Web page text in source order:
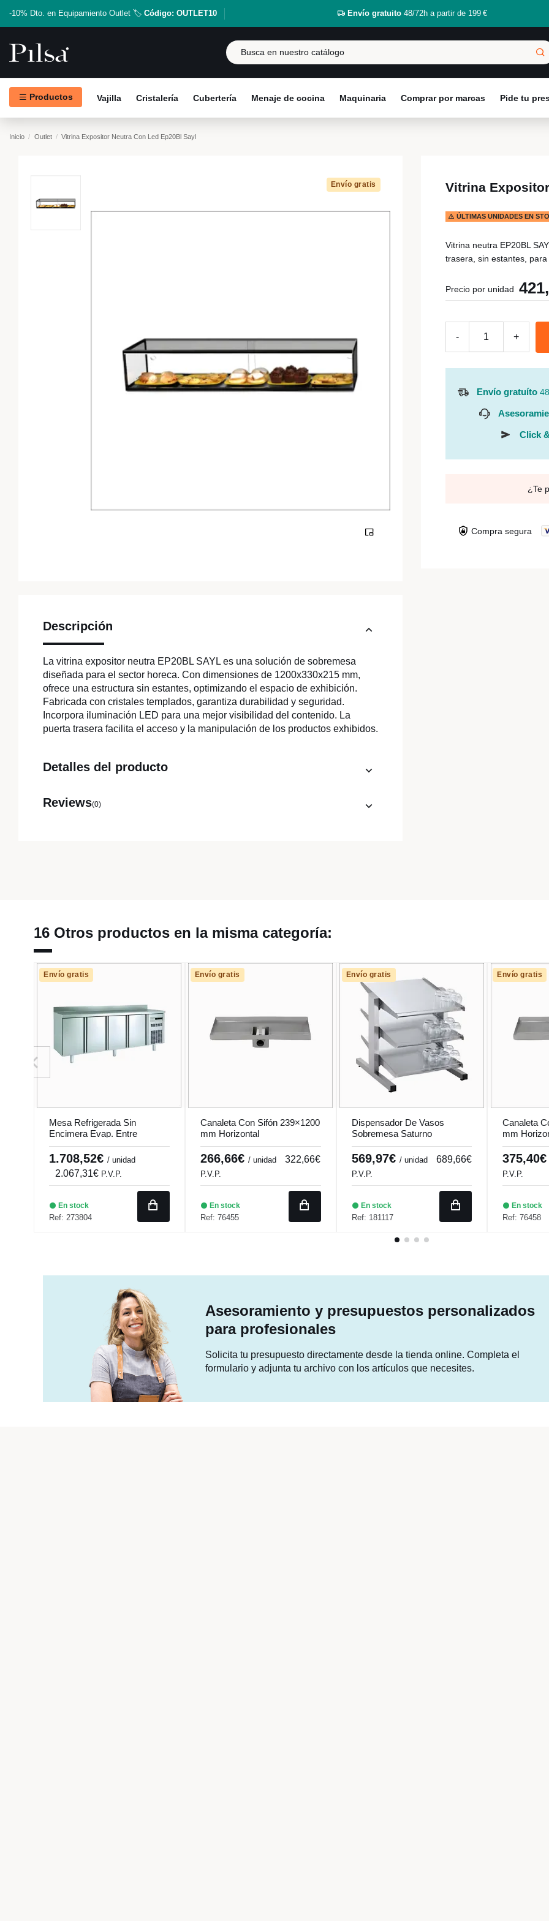
-10% Dto. en Equipamiento Outlet 🏷️ Código: OUTLET10 Envío gratuito48/72h a partir de 199 €
Productos Vajilla Cristalería Cubertería Menaje de cocina Maquinaria Comprar por marcas Pide tu
Inicio Outlet Vitrina Expositor Neutra Con Led Ep20Bl Sayl
Envío gratis
Descripción
La vitrina expositor neutra EP20BL SAYL es una solución de sobremesa
diseñada para el sector horeca. Con dimensiones de 1200x330x215 mm,
ofrece una estructura sin estantes, optimizando el espacio de exhibición.
Fabricada con cristales templados, garantiza durabilidad y seguridad.
Incorpora iluminación LED para una mejor visibilidad del contenido. La
puerta trasera facilita el acceso y la manipulación de los productos exhibidos.
Detalles del producto
Reviews(0)
Vitrina
ÚLTIMAS UNIDADES EN
Vitrina neutra EP20BL
trasera, sin estantes,
Precio por unidad
- +
Envío gratuíto
Click
¿Te
Compra segura
16 Otros productos en la misma categoría:
Envío gratis
Mesa Refrigerada Sin
Encimera Evap. Entre
Puertas Coreco Mrg-150
1.708,52€ / unidad
2.067,31€ P.V.P.
En stock
Ref: 273804
Envío gratis
Canaleta Con Sifón 239×1200
mm Horizontal
266,66€ / unidad 322,66€
P.V.P.
En stock
Ref: 76455
Envío gratis
Dispensador De Vasos
Sobremesa Saturno
S1100704
569,97€ / unidad 689,66€
P.V.P.
En stock
Ref: 181117
Envío gratis
Canaleta
mm
P.V.P.
En stock
Ref: 76458
Asesoramiento y presupuestos personalizados
para profesionales
Solicita tu presupuesto directamente desde la tienda online. Completa el
formulario y adjunta tu archivo con los artículos que necesites.